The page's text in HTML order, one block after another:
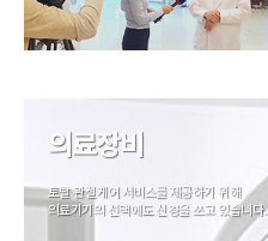
의료장비
토탈 관절케어 서비스를 제공하기 위해
의료기기의 선택에도 신경을 쓰고 있습니다.